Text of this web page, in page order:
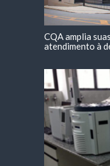
CQA amplia
atendimento à